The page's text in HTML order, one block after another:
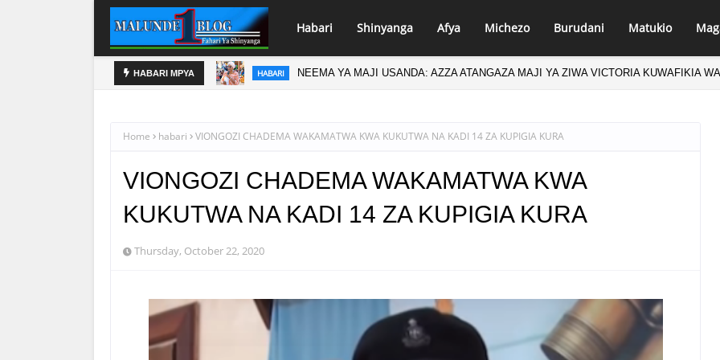
Habari Shinyanga Afya Michezo Burudani Matukio
HABARI MPYA
HABARI
HABARI SHINYANGA DC MASINDI APONGEZA HATUA ZA MLEZI WA KISHAPU VETERAN
Home habari VIONGOZI CHADEMA WAKAMATWA KWA KUKUTWA NA KADI 14 ZA KUPIGIA KURA
VIONGOZI CHADEMA WAKAMATWA KWA
KUKUTWA NA KADI 14 ZA KUPIGIA KURA
Thursday, October 22, 2020